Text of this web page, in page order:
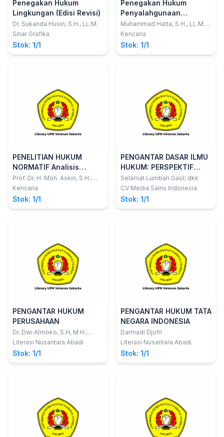
Penegakan Hukum
Lingkungan (Edisi Revisi)
Dr. Sukanda Husin, S.H., LL.M.
Sinar Grafika
Stok: 1/1
Penegakan Hukum
Penyalahgunaan
Narkoba di Indonesia
Muhammad Hatta, S.H., LL.M.,
Ph.D.
Kencana
Stok: 1/1
PENELITIAN HUKUM
NORMATIF Analisis
Putusan Hakim
Prof. Dr. H. Moh. Askin, S.H.;
Masidin, S.H., M.H.
Kencana
Stok: 1/1
PENGANTAR DASAR ILMU
HUKUM: PERSPEKTIF
TEORI DAN PENERAPAN
Selamat Lumban Gaol; dkk
CV Media Sains Indonesia
Stok: 1/1
PENGANTAR HUKUM
PERUSAHAAN
Dr. Dwi Atmoko, S.H, M.H.;
Jantarda Mauli Hutagalung,
Literasi Nusantara Abadi
Stok: 1/1
PENGANTAR HUKUM TATA
NEGARA INDONESIA
Darmadi Djufri
Literasi Nusantara Abadi
Stok: 1/1